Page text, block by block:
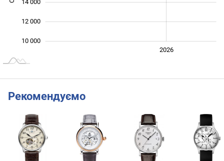
10 000
12 000
14 000
2026
Рекомендуємо